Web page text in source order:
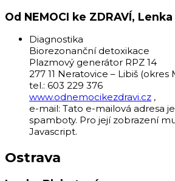
Od NEMOCI ke ZDRAVÍ,
Diagnostika
Biorezonanční detoxikace
Plazmový generátor RPZ 14
277 11 Neratovice – Libiš (okres
tel.: 603 229 376
www.odnemocikezdravi.cz ,
e-mail: Tato e-mailová adresa
spamboty. Pro její zobrazení
Javascript.
Ostrava